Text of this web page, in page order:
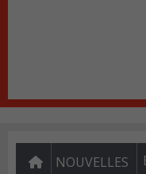
NOUVELLES